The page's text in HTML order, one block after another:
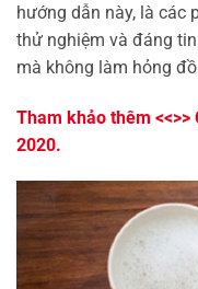
hướng dẫn này, là các
thử nghiệm và đáng
mà không làm hỏng
Tham khảo thêm <<>>
2020.